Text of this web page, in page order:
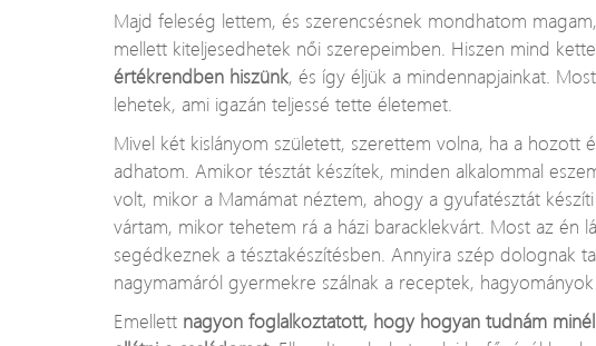
Majd feleség lettem, és szerencsésnek mondhatom
mellett kiteljesedhetek női szerepeimben. Hiszen mind
értékrendben hiszünk, és így éljük a mindennapjainkat.
lehetek, ami igazán teljessé tette életemet.
Mivel két kislányom született, szerettem volna, ha a hozott
adhatom. Amikor tésztát készítek, minden alkalommal
volt, mikor a Mamámat néztem, ahogy a gyufatésztát
vártam, mikor tehetem rá a házi baracklekvárt. Most az én
segédkeznek a tésztakészítésben. Annyira szép dolognak
nagymamáról gyermekre szálnak a receptek,
Emellett nagyon foglalkoztatott, hogy hogyan tudnám